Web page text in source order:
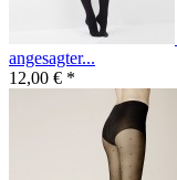
angesagter...
12,00 € *